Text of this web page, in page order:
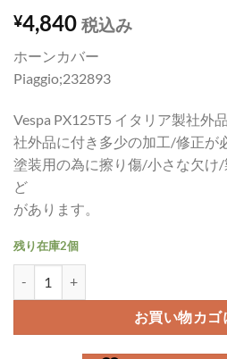
¥4,840 税込み
ホーンカバー
Piaggio;232893
Vespa PX125T5 イタリア製社外品
社外品に付き多少の加工/修正が
塗装用の為に擦り傷/小さな欠け
ど
があります。
残り在庫2個
お買い物カゴ